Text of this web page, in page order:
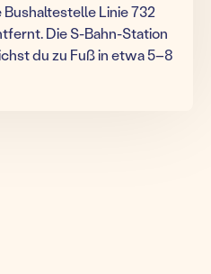
Linie 732
Die S-Bahn-Station
du zu Fuß in etwa 5–8